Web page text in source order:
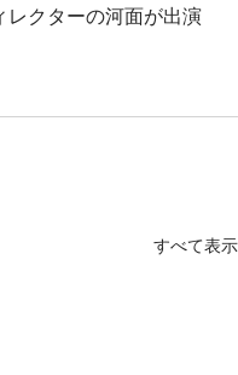
レクターの河面が出演
すべて表示